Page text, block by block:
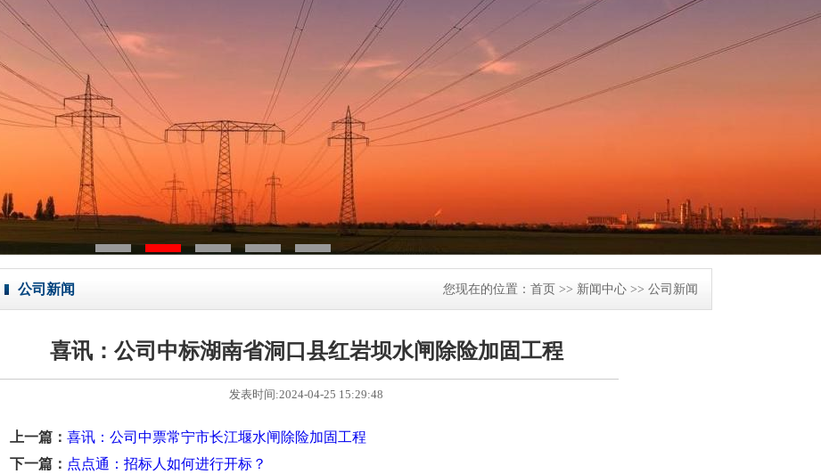
公司新闻 您现在的位置： 首页 >> 新闻中心 >> 公司新闻
喜讯：公司中标湖南省洞口县红岩坝水闸除险加固工程
发表时间:2024-04-25 15:29:48
上一篇： 喜讯：公司中票常宁市长江堰水闸除险加固工程
下一篇： 点点通：招标人如何进行开标？